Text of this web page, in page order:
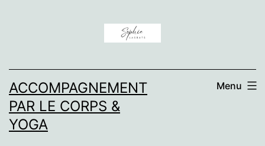
ACCOMPAGNEMENT
PAR LE CORPS &
YOGA
Menu